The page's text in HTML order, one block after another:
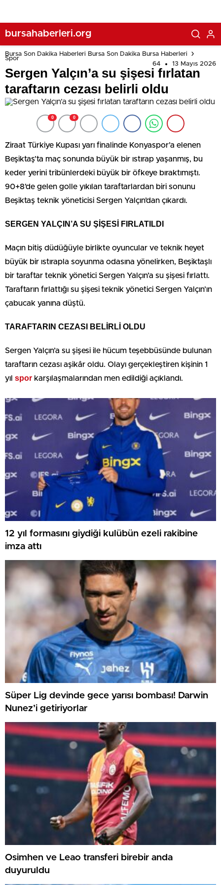
bursahaberleri.org
Bursa Son Dakika Haberleri Bursa Son Dakika Bursa Haberleri
Spor
64
13 Mayıs 2026
Sergen Yalçın’a su şişesi fırlatan
taraftarın cezası belirli oldu
0 0
Ziraat Türkiye Kupası yarı finalinde Konyaspor’a elenen
Beşiktaş’ta maç sonunda büyük bir ıstırap yaşanmış, bu
keder yerini tribünlerdeki büyük bir öfkeye bıraktımıştı.
90+8’de gelen golle yıkılan taraftarlardan biri sonunu
Beşiktaş teknik yöneticisi Sergen Yalçın’dan çıkardı.
SERGEN YALÇIN’A SU ŞİŞESİ FIRLATILDI
Maçın bitiş düdüğüyle birlikte oyuncular ve teknik heyet
büyük bir ıstırapla soyunma odasına yönelirken, Beşiktaşlı
bir taraftar teknik yönetici Sergen Yalçın’a su şişesi fırlattı.
Taraftarın fırlattığı su şişesi teknik yönetici Sergen Yalçın’ın
çabucak yanına düştü.
TARAFTARIN CEZASI BELİRLİ OLDU
Sergen Yalçın’a su şişesi ile hücum teşebbüsünde bulunan
taraftarın cezası aşikâr oldu. Olayı gerçekleştiren kişinin 1
yıl spor karşılaşmalarından men edildiği açıklandı.
12 yıl formasını giydiği kulübün ezeli rakibine
imza attı
Süper Lig devinde gece yarısı bombası! Darwin
Nunez’i getiriyorlar
Osimhen ve Leao transferi birebir anda
duyuruldu